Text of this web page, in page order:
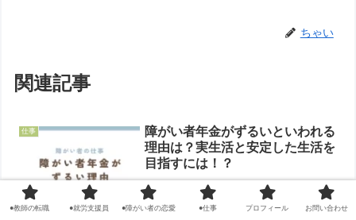
ちゃい
関連記事
仕事
障がい者年金がずるいといわれる
理由は？実生活と安定した生活を
目指すには！？
障がい者年金が「ずるい」と言われる理由は、働かずに年間で数十
●教師の転職 ●就労支援員 ●障がい者の恋愛 ●仕事 プロフィール お問い合わせ